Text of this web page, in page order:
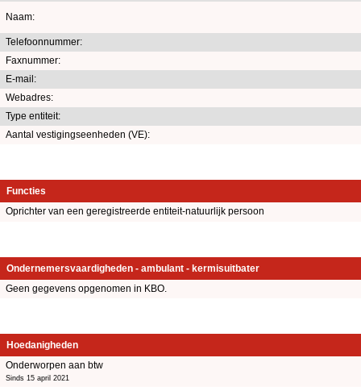
Naam:
Telefoonnummer:
Faxnummer:
E-mail:
Webadres:
Type entiteit:
Aantal vestigingseenheden (VE):
Functies
Oprichter van een geregistreerde entiteit-natuurlijk persoon
Ondernemersvaardigheden - ambulant - kermisuitbater
Geen gegevens opgenomen in KBO.
Hoedanigheden
Onderworpen aan btw
Sinds 15 april 2021